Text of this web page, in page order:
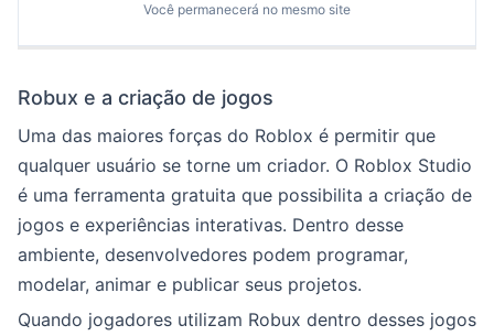
Você permanecerá no mesmo site
Robux e a criação de jogos
Uma das maiores forças do Roblox é permitir que
qualquer usuário se torne um criador. O Roblox Studio
é uma ferramenta gratuita que possibilita a criação de
jogos e experiências interativas. Dentro desse
ambiente, desenvolvedores podem programar,
modelar, animar e publicar seus projetos.
Quando jogadores utilizam Robux dentro desses jogos